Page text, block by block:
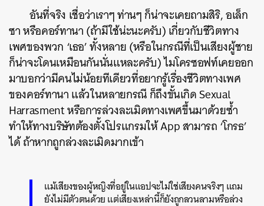
อันที่จริง เชื่อว่าเราๆ ท่านๆ ก็น่าจะเคยถามสิริ, อเล็ก
ซา หรือคอร์ทานา (ถ้ามีใช้น่ะนะครับ) เกี่ยวกับชีวิตทาง
เพศของพวก ‘เธอ’ ทั้งหลาย (หรือในกรณีที่เป็นเสียงผู้ชาย
ก็น่าจะโดนเหมือนกันนั่นแหละครับ) ไมโครซอฟท์เคยออก
มาบอกว่ามีคนไม่น้อยทีเดียวที่อยากรู้เรื่องชีวิตทางเพศ
ของคอร์ทานา แล้วในหลายกรณี ก็ถึงขั้นเกิด Sexual
Harrasment หรือการล่วงละเมิดทางเพศขึ้นมาด้วยซ้ำ
ทำให้ทางบริษัทต้องตั้งโปรแกรมให้ App สามารถ ‘โกรธ’
ได้ ถ้าหากถูกล่วงละเมิดมากเข้า
แม้เสียงของผู้หญิงที่อยู่ในแอปจะไม่ใช่เสียงคนจริงๆ แถม
ยังไม่มีตัวตนด้วย แต่เสียงเหล่านี้ก็ยังถูกลวนลามหรือล่วง